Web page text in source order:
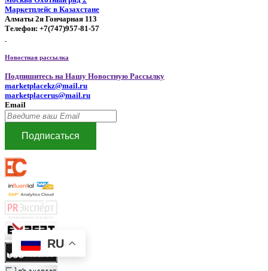
RU
Маркетплейс в Казахстане
Алматы 2я Гончарная 113
Телефон: +7(747)957-81-57
Новостная рассылка
Подпишитесь на Нашу Новостную Рассылку
marketplacekz@mail.ru
marketplacerus@mail.ru
Email
Подписаться